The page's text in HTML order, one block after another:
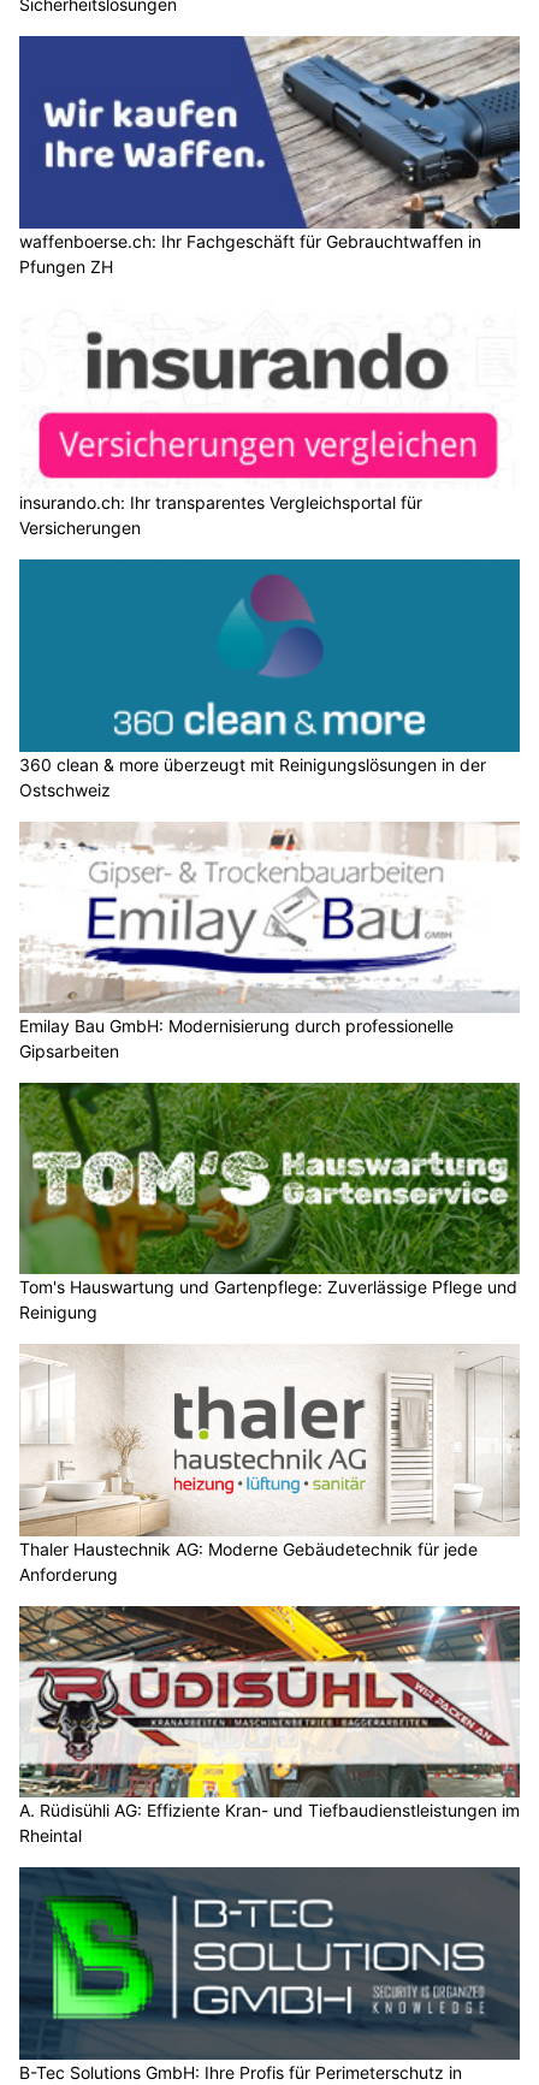
Sicherheitslösungen
waffenboerse.ch: Ihr Fachgeschäft für Gebrauchtwaffen in
Pfungen ZH
insurando.ch: Ihr transparentes Vergleichsportal für
Versicherungen
360 clean & more überzeugt mit Reinigungslösungen in der
Ostschweiz
Emilay Bau GmbH: Modernisierung durch professionelle
Gipsarbeiten
Tom's Hauswartung und Gartenpflege: Zuverlässige Pflege und
Reinigung
Thaler Haustechnik AG: Moderne Gebäudetechnik für jede
Anforderung
A. Rüdisühli AG: Effiziente Kran- und Tiefbaudienstleistungen im
Rheintal
B-Tec Solutions GmbH: Ihre Profis für Perimeterschutz in